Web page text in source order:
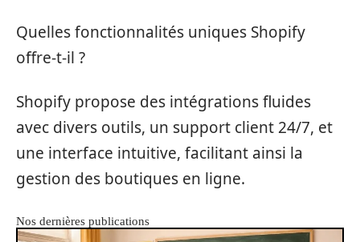
Quelles fonctionnalités uniques Shopify
offre-t-il ?
Shopify propose des intégrations fluides
avec divers outils, un support client 24/7, et
une interface intuitive, facilitant ainsi la
gestion des boutiques en ligne.
Nos dernières publications